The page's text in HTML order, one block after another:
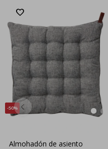
50
Almohadón de asiento